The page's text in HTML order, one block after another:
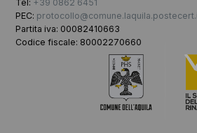
Tel: +39 0862 6451
PEC:
Partita iva: 00082410663
Codice fiscale: 80002270660